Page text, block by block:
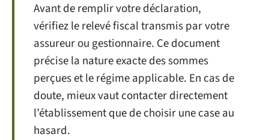
Avant de remplir votre déclaration,
vérifiez le relevé fiscal transmis par votre
assureur ou gestionnaire. Ce document
précise la nature exacte des sommes
perçues et le régime applicable. En cas de
doute, mieux vaut contacter directement
l’établissement que de choisir une case au
hasard.